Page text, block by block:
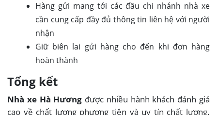
Hàng gửi mang tới các đầu chi nhánh nhà xe
cần cung cấp đầy đủ thông tin liên hệ với người
nhận
Giữ biên lai gửi hàng cho đến khi đơn hàng
hoàn thành
Tổng kết
Nhà xe Hà Hương được nhiều hành khách đánh giá
cao về chất lượng phương tiện và uy tín chất lượng.